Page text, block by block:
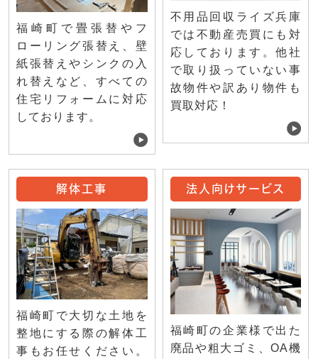
福崎町で畳張替やフ
ローリング張替え、壁
紙張替えやシンクの入
れ替えなど、すべての
住宅リフォームに対応
しております。
不用品回収ライズ兵庫
では不動産売買にも対
応しております。他社
で取り扱っていない事
故物件や訳あり物件も
買取対応！
解体工事
福崎町で大切な土地を
整地にする際の解体工
事もお任せください。
法人向けサービス
福崎町の企業様で出た
廃品や粗大ゴミ、OA機